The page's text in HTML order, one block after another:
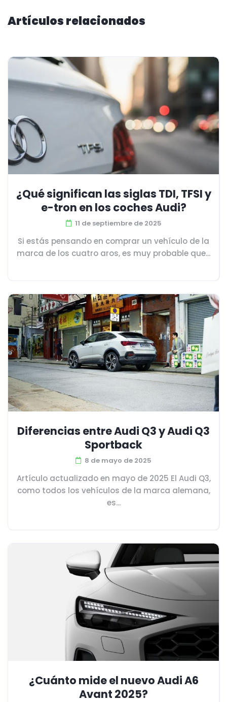
Artículos relacionados
¿Qué significan las siglas TDI, TFSI y
e-tron en los coches Audi?
11 de septiembre de 2025
Si estás pensando en comprar un vehículo de la
marca de los cuatro aros, es muy probable que...
Diferencias entre Audi Q3 y Audi Q3
Sportback
8 de mayo de 2025
Artículo actualizado en mayo de 2025 El Audi Q3,
como todos los vehículos de la marca alemana,
es...
¿Cuánto mide el nuevo Audi A6
Avant 2025?